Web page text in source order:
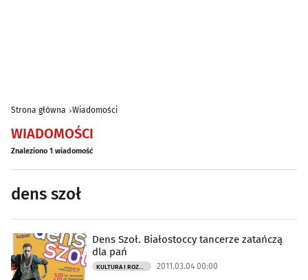
Strona główna Wiadomości
WIADOMOŚCI
Znaleziono 1 wiadomość
dens szoł
Dens Szoł. Białostoccy tancerze zatańczą
dla pań
KULTURA I ROZRYWKA 2011.03.04 00:00